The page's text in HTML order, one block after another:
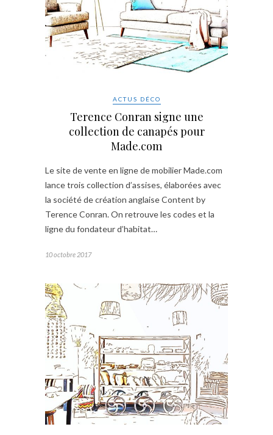
ACTUS DÉCO
Terence Conran signe une
collection de canapés pour
Made.com
Le site de vente en ligne de mobilier Made.com
lance trois collection d’assises, élaborées avec
la société de création anglaise Content by
Terence Conran. On retrouve les codes et la
ligne du fondateur d’habitat…
10 octobre 2017